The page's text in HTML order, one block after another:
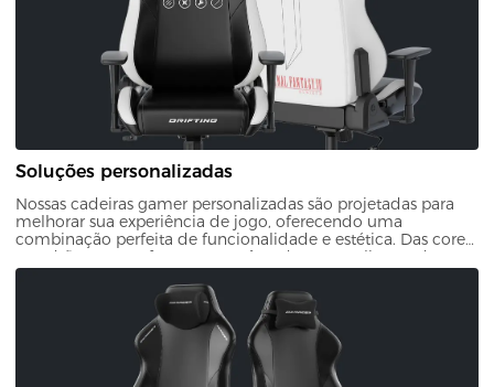
Soluções personalizadas
Nossas cadeiras gamer personalizadas são projetadas para
melhorar sua experiência de jogo, oferecendo uma
combinação perfeita de funcionalidade e estética. Das cores
e padrões ao estofamento, você pode personalizar cada
aspecto da sua cadeira. Isso garante que sua configuração de
jogo seja exclusivamente sua.